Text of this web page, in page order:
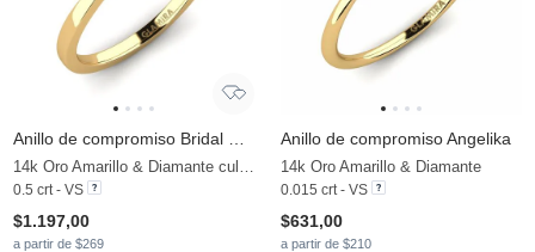
0.5 crt - VS
$1.197,00
a partir de $269
Anillo de compromiso Angelika
14k Oro Amarillo & Diamante
0.015 crt - VS
$631,00
a partir de $210